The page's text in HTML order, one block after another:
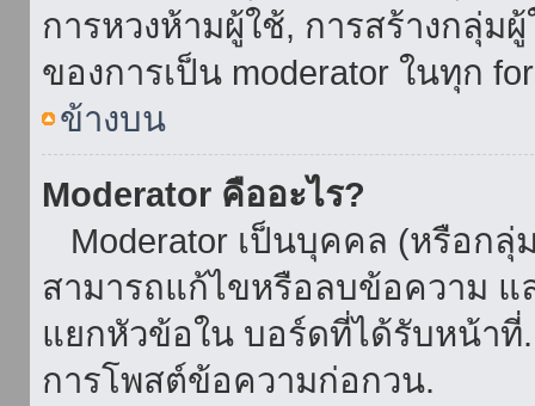
การหวงห้ามผู้ใช้, การสร้างกลุ่ม
ของการเป็น moderator ในทุก
ข้างบน
Moderator คืออะไร?
Moderator เป็นบุคคล (หรือก
สามารถแก้ไขหรือลบข้อความ แ
แยกหัวข้อใน บอร์ดที่ได้รับหน้าที่
การโพสต์ข้อความก่อกวน.